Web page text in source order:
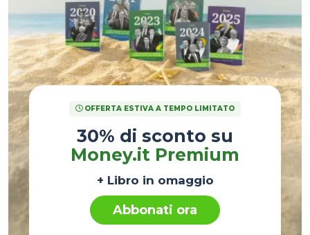
OFFERTA ESTIVA A TEMPO LIMITATO
30% di sconto su
Money.it Premium
+ Libro in omaggio
Abbonati ora